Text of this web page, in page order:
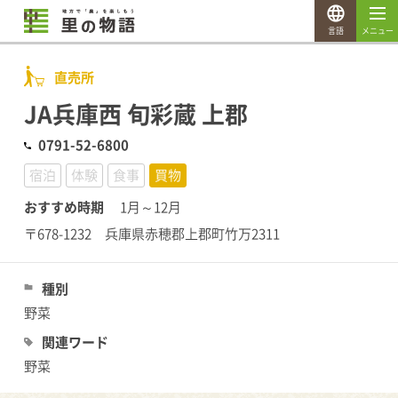
直売所
JA兵庫西 旬彩蔵 上郡
0791-52-6800
宿泊
体験 食事
買物
おすすめ時期
1月～12月
〒678-1232 兵庫県赤穂郡上郡町竹万2311
種別
野菜
関連ワード
野菜
メニュー
言語